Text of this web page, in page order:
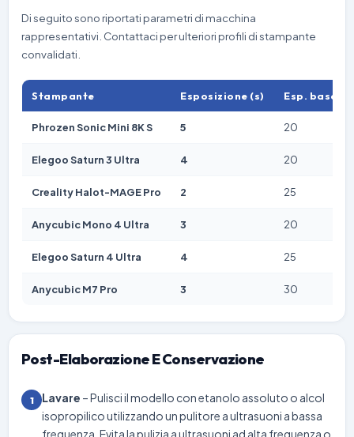
Di seguito sono riportati parametri di macchina
rappresentativi. Contattaci per ulteriori profili di stampante
convalidati.
Stampante Esposizione (s) Esp. base (s)
Phrozen Sonic Mini 8K S 5 20
Elegoo Saturn 3 Ultra 4 20
Creality Halot-MAGE Pro 2 25
Anycubic Mono 4 Ultra 3 20
Elegoo Saturn 4 Ultra 4 25
Anycubic M7 Pro 3 30
Post-Elaborazione E Conservazione
1 Lavare – Pulisci il modello con etanolo assoluto o alcol
isopropilico utilizzando un pulitore a ultrasuoni a bassa
frequenza. Evita la pulizia a ultrasuoni ad alta frequenza o